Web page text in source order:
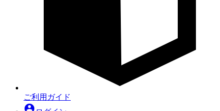
ご利用ガイド
account_circle